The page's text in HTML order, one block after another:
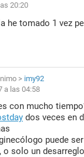
20:20
he tomado 1 vez
> imy92
a las 04:58
con mucho
dos veces en
puede
o solo un